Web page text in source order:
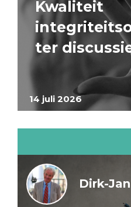
14 juli 2026
Kwaliteit
ter
Dirk-